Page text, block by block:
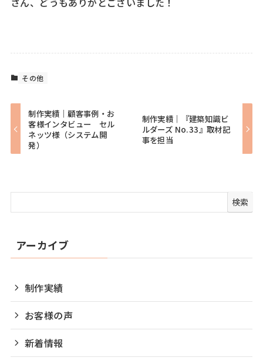
その他
制作実績｜顧客事例・お
客様インタビュー セル
ネッツ様（システム開
発）
制作実績｜『建築知識ビ
ルダーズ No.33』取材記
事を担当
検索
アーカイブ
制作実績
お客様の声
新着情報